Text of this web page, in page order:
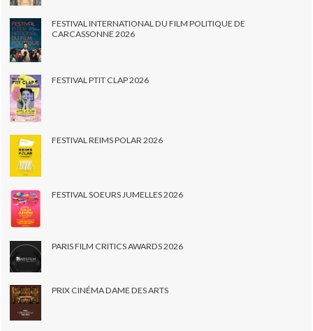
FESTIVAL INTERNATIONAL DU FILM POLITIQUE DE
CARCASSONNE 2026
FESTIVAL PTIT CLAP 2026
FESTIVAL REIMS POLAR 2026
FESTIVAL SOEURS JUMELLES 2026
PARIS FILM CRITICS AWARDS 2026
PRIX CINÉMA DAME DES ARTS